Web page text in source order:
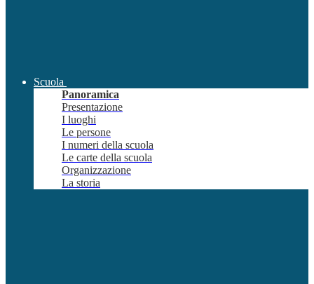
Scuola
Panoramica
Presentazione
I luoghi
Le persone
I numeri della scuola
Le carte della scuola
Organizzazione
La storia